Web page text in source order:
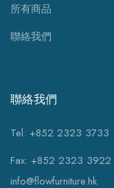
所有商品
聯絡我們
聯絡我們
Tel: +852 2323 3733
Fax: +852 2323 3922
info@flowfurniture.hk